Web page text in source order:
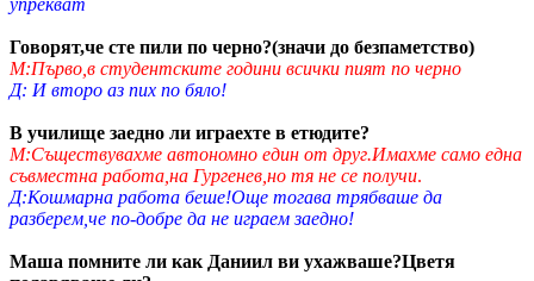
Говорят,че сте пили по черно?(значи до безпаметство)
М:Първо,в студентските години всички пият по черно
Д: И второ аз пих по бяло!
В училище заедно ли играехте в етюдите?
М:Съществувахме автономно един от друг.Имахме само една
съвместна работа,на Гургенев,но тя не се получи.
Д:Кошмарна работа беше!Още тогава трябваше да
разберем,че по-добре да не играем заедно!
Маша помните ли как Даниил ви ухажваше?Цветя